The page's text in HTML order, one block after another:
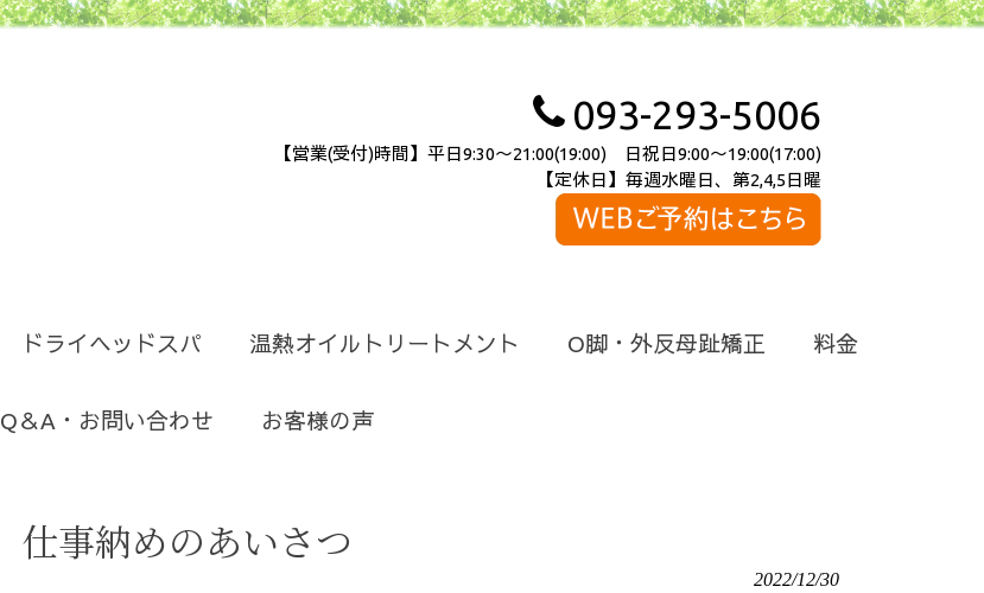
093-293-5006
【営業(受付)時間】平日9:30～21:00(19:00) 日祝日9:00～19:00(17:00)
【定休日】毎週水曜日、第2,4,5日曜
ドライヘッドスパ 温熱オイルトリートメント O脚・外反母趾矯正 料金
Q＆A・お問い合わせ お客様の声
仕事納めのあいさつ
2022/12/30